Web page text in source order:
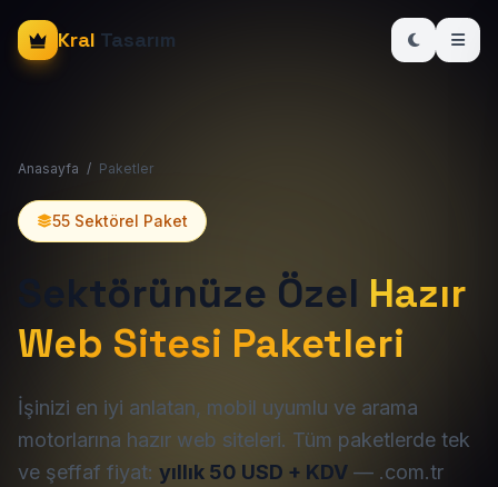
Kral Tasarım
Anasayfa / Paketler
55 Sektörel Paket
Sektörünüze Özel Hazır
Web Sitesi Paketleri
İşinizi en iyi anlatan, mobil uyumlu ve arama
motorlarına hazır web siteleri. Tüm paketlerde tek
ve şeffaf fiyat: yıllık 50 USD + KDV — .com.tr